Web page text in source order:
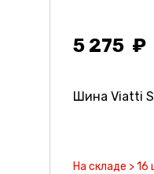
5 275
Шина Viatti
На складе > 16